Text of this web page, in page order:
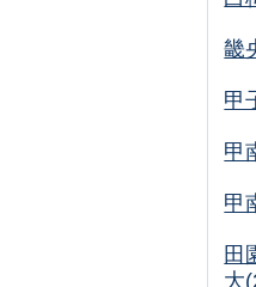
畿
甲
甲
甲
田
大